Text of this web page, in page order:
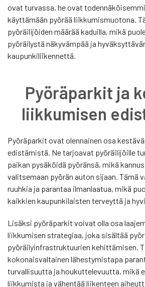
ovat turvassa, he ovat
käyttämään pyörää liikkumismuotona.
pyöräilijöiden määrää kaduilla, mikä
pyöräilystä näkyvämpää ja
kaupunkiliikennettä.
Pyöräparkit ja
liikkumisen
Pyöräparkit ovat olennainen osa
edistämistä. Ne tarjoavat pyöräilijöille
paikan pysäköidä pyöränsä, mikä
valitsemaan pyörän auton sijaan. Tämä
ruuhkia ja parantaa ilmanlaatua, mikä
kaikkien kaupunkilaisten terveyttä ja
Lisäksi pyöräparkit voivat olla osa
liikkumisen strategiaa, joka sisältää
pyöräilyinfrastruktuurien kehittämisen.
kokonaisvaltainen lähestymistapa
turvallisuutta ja houkuttelevuutta, mikä
liikkumista ja vähentää liikenteen